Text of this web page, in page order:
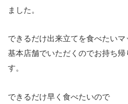
ました。
できるだけ出来立てを食べたいマ
基本店舗でいただくのでお持ち
す。
できるだけ早く食べたいので